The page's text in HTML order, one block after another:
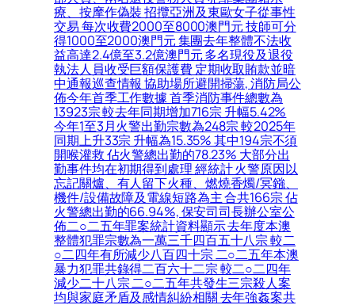
療、按摩作偽裝 招攬亞洲及東歐女子從事性
交易 每次收費2000至8000澳門元 技師可分
得1000至2000澳門元 集團去年整體不法收
益高達2.4億至3.2億澳門元 多名現役及退役
執法人員收受巨額保護費 定期收取賄款並暗
中通報巡查情報 協助場所避開掃蕩, 消防局公
佈今年首季工作數據 首季消防事件總數為
13923宗 較去年同期增加716宗 升幅5.42%
今年1至3月火警出勤宗數為248宗 較2025年
同期上升33宗 升幅為15.35% 其中194宗不須
開喉灌救 佔火警總出勤的78.23% 大部分出
勤事件均在初期得到處理 經統計 火警原因以
忘記關爐、有人留下火種、燃燒香燭/冥鏹、
機件/設備故障及電線短路為主 合共166宗 佔
火警總出勤的66.94%, 保安司司長辦公室公
佈二○二五年罪案統計資料顯示 去年度本澳
整體犯罪宗數為一萬三千四百五十八宗 較二
○二四年有所減少八百四十宗 二○二五年本澳
暴力犯罪共錄得二百六十二宗 較二○二四年
減少二十八宗 二○二五年共發生三宗殺人案
均與家庭矛盾及感情糾紛相關 去年強姦案共